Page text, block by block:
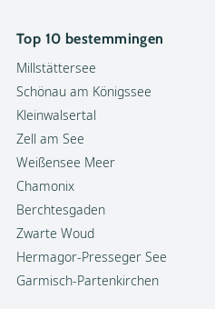
Top 10 bestemmingen
Millstättersee
Schönau am Königssee
Kleinwalsertal
Zell am See
Weißensee Meer
Chamonix
Berchtesgaden
Zwarte Woud
Hermagor-Presseger See
Garmisch-Partenkirchen